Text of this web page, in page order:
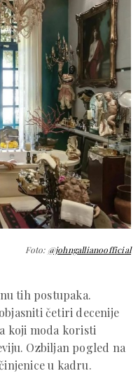
Foto: @johngallianoofficial
tih postupaka.
četiri decenije
koji moda koristi
Ozbiljan pogled na
u kadru.